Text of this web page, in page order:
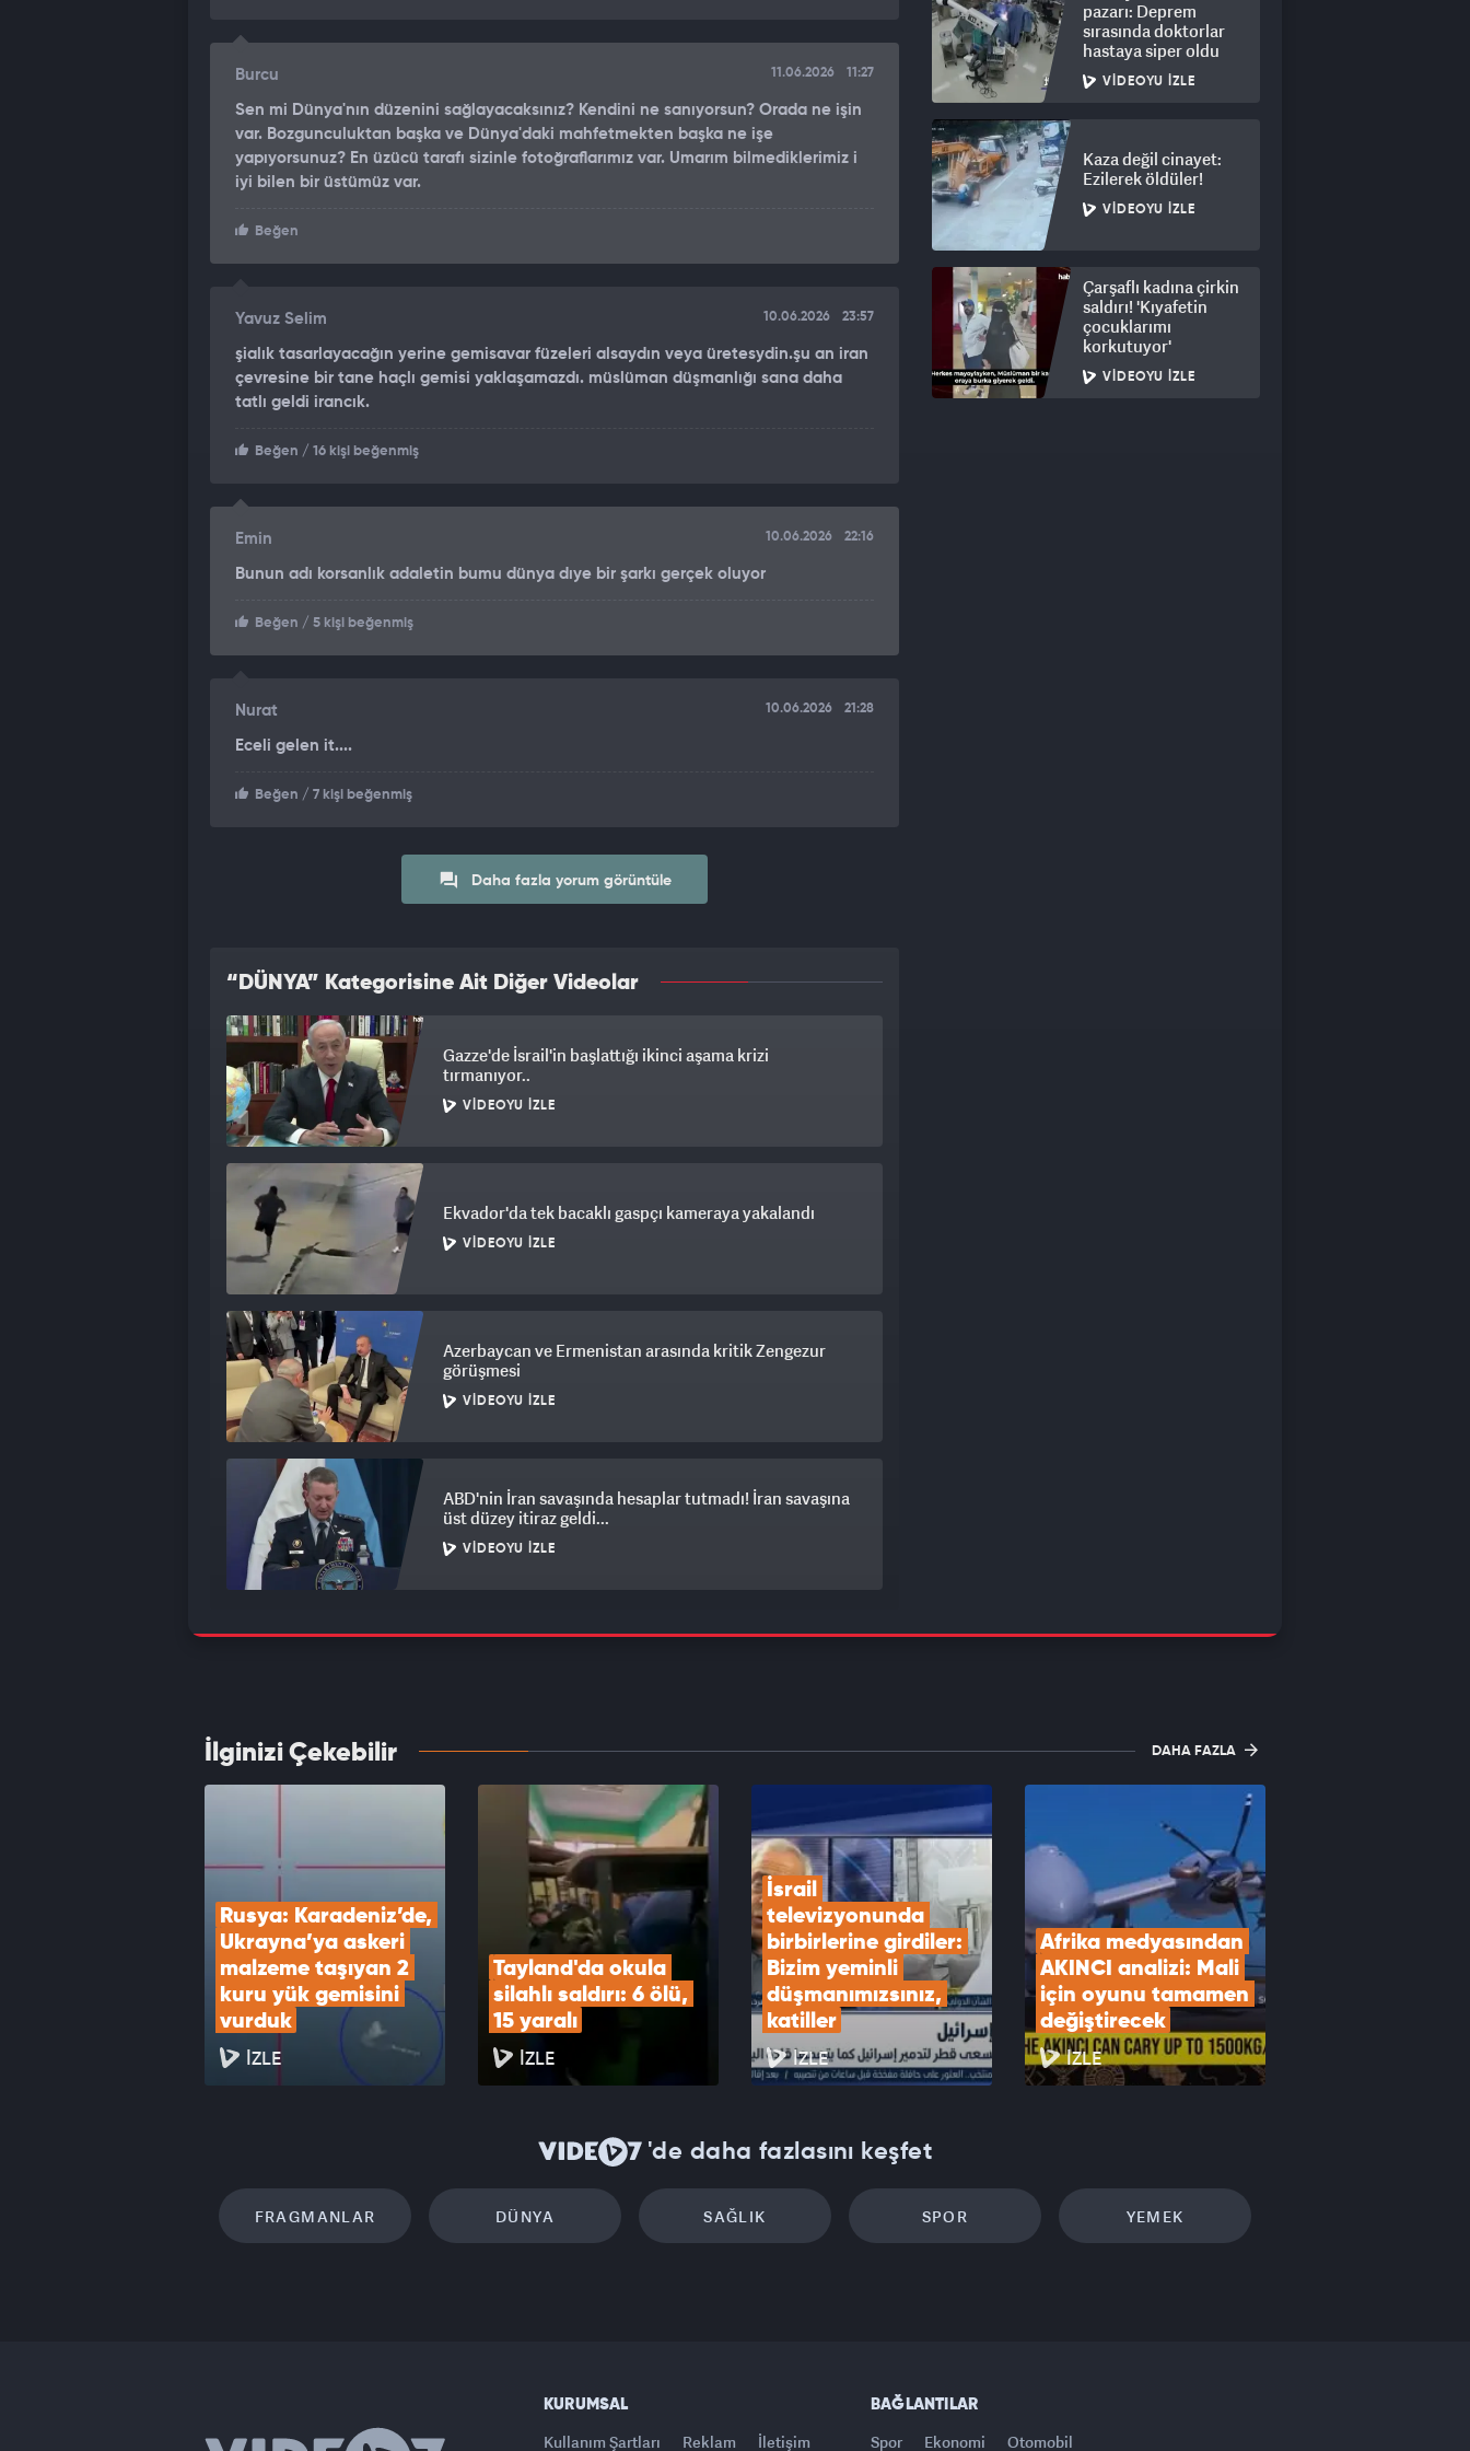
Geçiş izni verilen gemiler hakkında da bilgilendirme yapan CENTCOM, "13 Nisan'da
ablukanın başlamasından bu yana kurallara uymayan 8 gemiyi devre dışı bıraktı,
kurallara uyan 134 gemiyi yönlendirdi ve insani yardım taşıyan 42 geminin geçişine izin
verdi" denildi.
UKMTO AÇIKLAMA YAPMIŞTI
bildirmişti. Açıklamada, mürettebatın tahliye edildiği, 1 kişinin yaralandığı ve 2
mürettebat üyesinin kayıp olduğu belirtilmişti.
Burcu 11.06.2026 11:27
Sen mi Dünya'nın düzenini sağlayacaksınız? Kendini ne sanıyorsun? Orada ne işin
var. Bozgunculuktan başka ve Dünya'daki mahfetmekten başka ne işe
yapıyorsunuz? En üzücü tarafı sizinle fotoğraflarımız var. Umarım bilmediklerimiz i
iyi bilen bir üstümüz var.
Beğen
Yavuz Selim 10.06.2026 23:57
şialık tasarlayacağın yerine gemisavar füzeleri alsaydın veya üretesydin.şu an iran
çevresine bir tane haçlı gemisi yaklaşamazdı. müslüman düşmanlığı sana daha
tatlı geldi irancık.
Beğen / 16 kişi beğenmiş
Emin 10.06.2026 22:16
Bunun adı korsanlık adaletin bumu dünya dıye bir şarkı gerçek oluyor
Beğen / 5 kişi beğenmiş
Nurat 10.06.2026 21:28
Eceli gelen it....
Beğen / 7 kişi beğenmiş
Daha fazla yorum görüntüle
“DÜNYA” Kategorisine Ait Diğer Videolar
Gazze'de İsrail'in başlattığı ikinci aşama krizi
tırmanıyor..
VIDEOYU İZLE
Ekvador'da tek bacaklı gaspçı kameraya yakalandı
VIDEOYU İZLE
Azerbaycan ve Ermenistan arasında kritik Zengezur
görüşmesi
VIDEOYU İZLE
ABD'nin İran savaşında hesaplar tutmadı! İran savaşına
üst düzey itiraz geldi...
VIDEOYU İZLE
ABD resmen duyurdu: 3 milyar dolar yatırım
yapacaklar!
VIDEOYU İZLE
pazarı: Deprem
sırasında doktorlar
hastaya siper oldu
VIDEOYU İZLE
Kaza değil cinayet:
Ezilerek öldüler!
VIDEOYU İZLE
Çarşaflı kadına çirkin
saldırı! 'Kıyafetin
çocuklarımı
korkutuyor'
VIDEOYU İZLE
İlginizi Çekebilir DAHA FAZLA
Rusya: Karadeniz’de,
Ukrayna’ya askeri
malzeme taşıyan 2
kuru yük gemisini
vurduk
İZLE
Tayland'da okula
silahlı saldırı: 6 ölü,
15 yaralı
İZLE
İsrail
televizyonunda
birbirlerine girdiler:
Bizim yeminli
düşmanımızsınız,
katiller
İZLE
Afrika medyasından
AKINCI analizi: Mali
için oyunu tamamen
değiştirecek
İZLE
'de daha fazlasını keşfet
FRAGMANLAR DÜNYA SAĞLIK SPOR YEMEK
KURUMSAL
Kullanım Şartları Reklam İletişim
BAĞLANTILAR
Spor Ekonomi Otomobil